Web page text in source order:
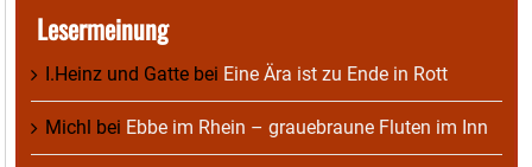
Lesermeinung
I.Heinz und Gatte bei Eine Ära ist zu Ende in Rott
Michl bei Ebbe im Rhein – grauebraune Fluten im Inn